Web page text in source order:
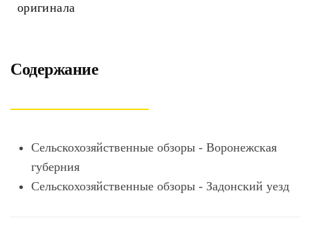
оригинала
Содержание
Сельскохозяйственные обзоры - Воронежская
губерния
Сельскохозяйственные обзоры - Задонский уезд